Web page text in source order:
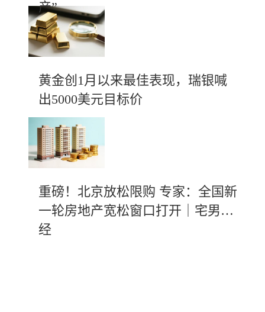
产”
黄金创1月以来最佳表现，瑞银喊
出5000美元目标价
重磅！北京放松限购 专家：全国新
一轮房地产宽松窗口打开｜宅男财
经